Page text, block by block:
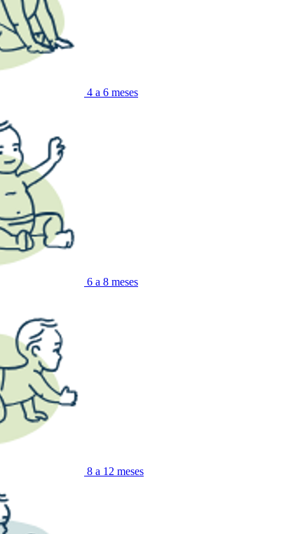
4 a 6 meses
6 a 8 meses
8 a 12 meses